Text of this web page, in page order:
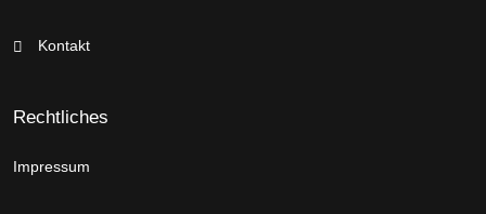
Kontakt
Rechtliches
Impressum